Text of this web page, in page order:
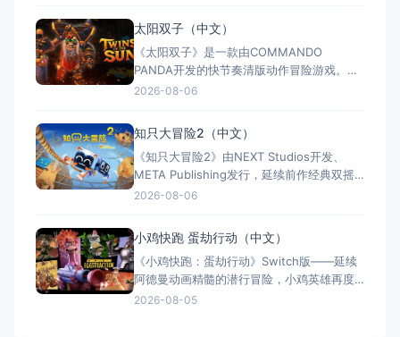
的高速3D格斗为核心，支持体感操控与全区
中文，融合故事、竞技与创作多种模式。
太阳双子（中文）
《太阳双子》是一款由COMMANDO
PANDA开发的快节奏清版动作冒险游戏。双
胞胎兄弟为拯救被掳走的妹妹，踏上横跨荒
佳选择；25个手工关卡、史诗头目战与即时
强化系统带来丰富体验。全区中文支持，容
量仅1GB，Switch/S
2026-08-06
知只大冒险2（中文）
《知只大冒险2》由NEXT Studios开发、
META Publishing发行，延续前作经典双摇
杆控制双腿的玩法，首次支持最多4人联机合
持跨平台联机与全区中文，2025年11月5日
全平台发售，Switch港服约73
2026-08-06
小鸡快跑 蛋劫行动（中文）
《小鸡快跑：蛋劫行动》Switch版——延续
阿德曼动画精髓的潜行冒险，小鸡英雄再度
集结 游戏类型：动作冒险类（潜行 × 动作平
2026-08-05